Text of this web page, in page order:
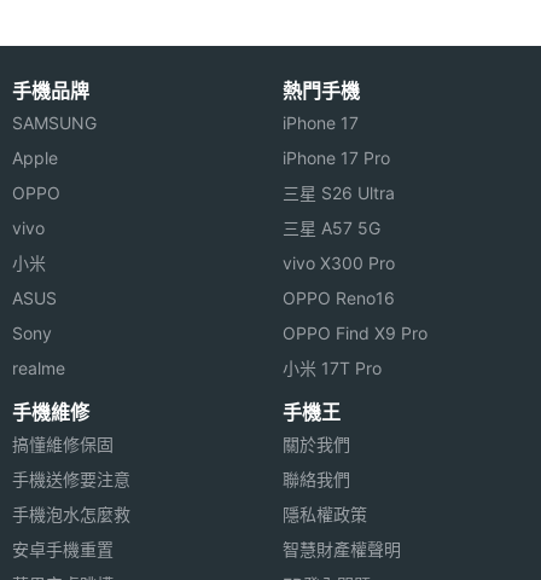
◎ Hi-Res Wireless Audio 認證、LHDC 音訊編碼
◎ 耳機本體 IP54 防塵防水
◎ 手勢觸控控制
◎ 音訊共享、多裝置切換
◎ 單耳機最高 7.5 小時連續音樂播放時間
◎ 搭配充電盒，最高 38.5 小時續航表現
◎ 充電盒採用 USB Type-C 規格
※本文為 SOGI 手機王版權所有，未經授權不得轉載使用※
對
機體規格
機身長
機身寬
度
機身厚
度
機身重
手機品牌
SAMSUNG
Apple
OPPO
vivo
小米
ASUS
Sony
realme
熱門手機
iPhone 17
iPhone 17 Pro
三星 S26 Ultra
三星 A57 5G
vivo X300 Pro
OPPO Reno16
OPPO Find X9 Pro
小米 17T Pro
手機維修
搞懂維修保固
手機送修要注意
手機泡水怎麼救
安卓手機重置
手機王
關於我們
聯絡我們
隱私權政策
智慧財產權聲明